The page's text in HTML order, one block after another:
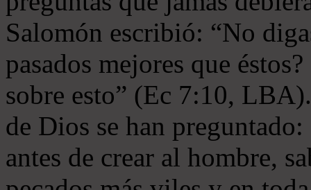
Salomón escribió: “No
pasados mejores que
sobre esto” (Ec 7:10,
de Dios se han
antes de crear al hombre,